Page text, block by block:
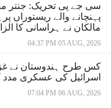
سی جے پی تحریک: جنتر
پہنچانے والے ریستوراں پر
مالکان نے ہراسانی کا
04:37 PM 05 AUG, 2026
کس طرح ہندوستان نے
اسرائیل کی عسکری
07:04 PM 06 AUG, 2026